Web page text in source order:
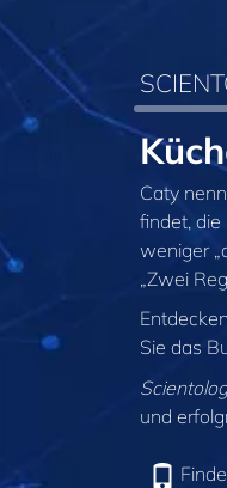
Caty
findet, die
weniger
„Zwei
Sie das
und